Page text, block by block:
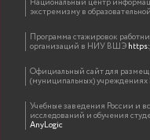
Национальный центр
экстремизму в
Программа стажировок
организаций в НИУ ВШЭ
Официальный сайт для
(муниципальных) учреждениях
Учебные заведения России и
исследований и обучения
AnyLogic